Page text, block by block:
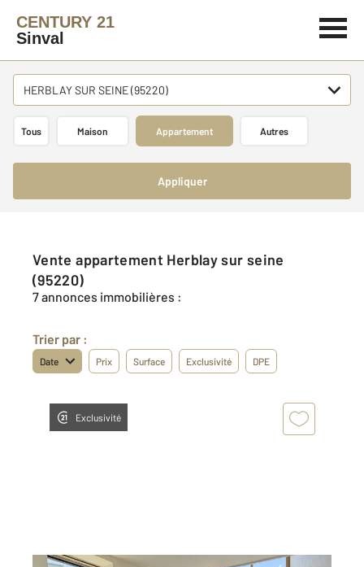
CENTURY 21
Sinval
HERBLAY SUR SEINE (95220)
Tous Maison Appartement Autres
Appliquer
Vente appartement Herblay sur seine
(95220)
7 annonces immobilières :
Trier par :
Date Prix Surface Exclusivité DPE
Exclusivité